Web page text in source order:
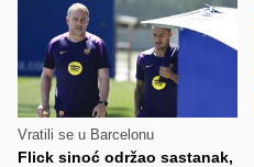
Vratili se u Barcelonu
Flick sinoć održao sastanak,